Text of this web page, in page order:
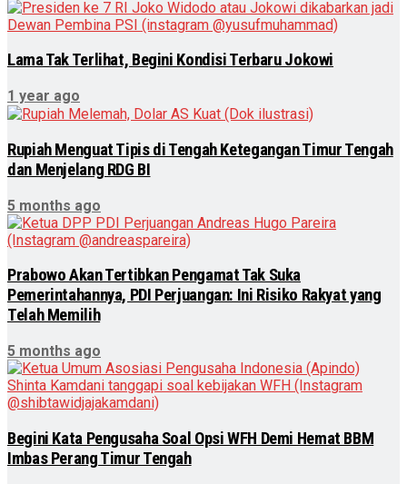
Lama Tak Terlihat, Begini Kondisi Terbaru Jokowi
1 year ago
Rupiah Menguat Tipis di Tengah Ketegangan Timur Tengah
dan Menjelang RDG BI
5 months ago
Prabowo Akan Tertibkan Pengamat Tak Suka
Pemerintahannya, PDI Perjuangan: Ini Risiko Rakyat yang
Telah Memilih
5 months ago
Begini Kata Pengusaha Soal Opsi WFH Demi Hemat BBM
Imbas Perang Timur Tengah